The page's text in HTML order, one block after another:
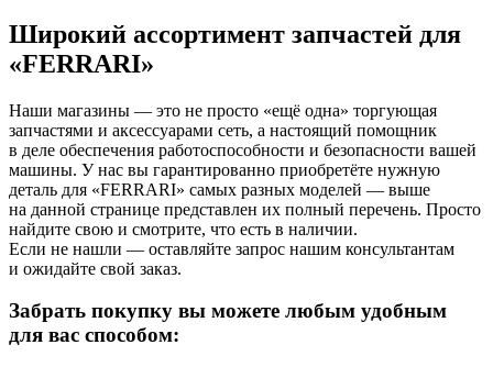
Широкий ассортимент запчастей для
«FERRARI»
Наши магазины — это не просто «ещё одна» торгующая
запчастями и аксессуарами сеть, а настоящий помощник
в деле обеспечения работоспособности и безопасности вашей
машины. У нас вы гарантированно приобретёте нужную
деталь для «FERRARI» самых разных моделей — выше
на данной странице представлен их полный перечень. Просто
найдите свою и смотрите, что есть в наличии.
Если не нашли — оставляйте запрос нашим консультантам
и ожидайте свой заказ.
Забрать покупку вы можете любым удобным
для вас способом: